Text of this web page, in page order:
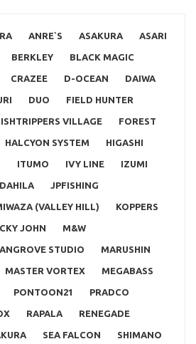
ANRE`S ASAKURA ASARI
BERKLEY BLACK MAGIC
CRAZEE D-OCEAN DAIWA
DUO FIELD HUNTER
VILLAGE FOREST
HALCYON SYSTEM HIGASHI
ITUMO IVY LINE IZUMI
JPFISHING
(VALLEY HILL) KOPPERS
JOHN M&W
STUDIO MARUSHIN
MASTER VORTEX MEGABASS
PONTOON21 PRADCO
RAPALA RENEGADE
SEA FALCON SHIMANO